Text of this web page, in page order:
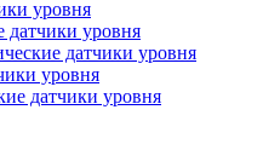
уровня
датчики уровня
датчики уровня
уровня
датчики уровня